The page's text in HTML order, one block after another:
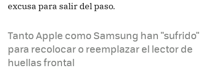
excusa para salir del paso.
Tanto Apple como Samsung han "sufrido"
para recolocar o reemplazar el lector de
huellas frontal